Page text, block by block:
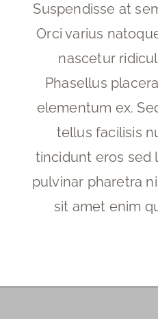
Suspendisse at
Orci varius
nascetur
Phasellus
elementum ex.
tellus facilisis
tincidunt eros sed
pulvinar pharetra
sit amet enim